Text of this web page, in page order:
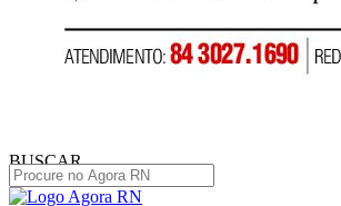
BUSCAR